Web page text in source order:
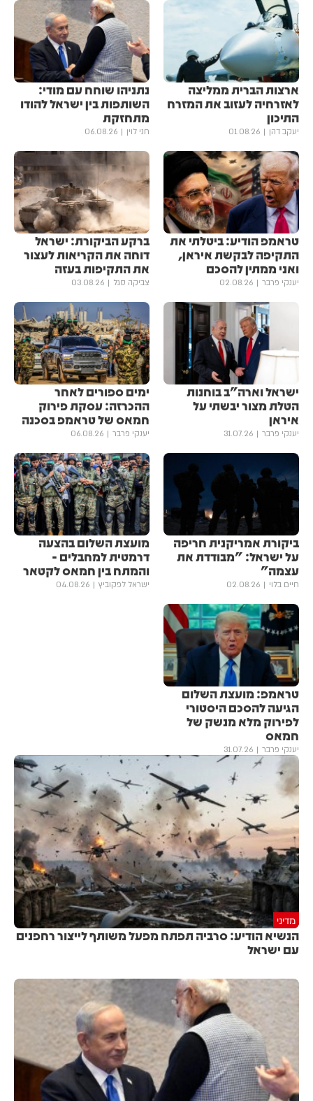
ארצות הברית ממליצה
לאזרחיה לעזוב את המזרח
התיכון
יעקב דהן 01.08.26
נתניהו שוחח עם מודי:
השותפות בין ישראל להודו
מתחזקת
חני לוין 06.08.26
טראמפ הודיע: ביטלתי את
התקיפה לבקשת איראן,
ואני ממתין להסכם
יענקי פרבר 02.08.26
ברקע הביקורת: ישראל
דוחה את הקריאות לעצור
את התקיפות בעזה
צביקה סגל 03.08.26
ישראל וארה"ב בוחנות
הטלת מצור יבשתי על
איראן
יענקי פרבר 31.07.26
ימים ספורים לאחר
ההכרזה: עסקת פירוק
חמאס של טראמפ בסכנה
יענקי פרבר 06.08.26
ביקורת אמריקנית חריפה
על ישראל: "מבודדת את
עצמה"
חיים בלוי 02.08.26
מועצת השלום בהצעה
דרמטית למחבלים -
והמתח בין חמאס לקטאר
ישראל לפקוביץ 04.08.26
טראמפ: מועצת השלום
הגיעה להסכם היסטורי
לפירוק מלא מנשק של
חמאס
יענקי פרבר 31.07.26
מדיני
הנשיא הודיע: סרביה תפתח מפעל משותף לייצור רחפנים
עם ישראל